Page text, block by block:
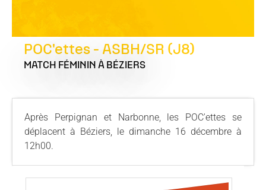
POC'ettes - ASBH/SR (J8)
MATCH FÉMININ À BÉZIERS
Après Perpignan et Narbonne, les POC'ettes se
déplacent à Béziers, le dimanche 16 décembre à
12h00.